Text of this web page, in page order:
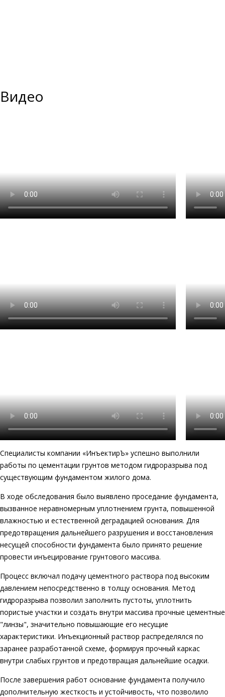
Видео
Специалисты компании «ИнъектирЪ» успешно выполнили
работы по цементации грунтов методом гидроразрыва под
существующим фундаментом жилого дома.
В ходе обследования было выявлено проседание фундамента,
вызванное неравномерным уплотнением грунта, повышенной
влажностью и естественной деградацией основания. Для
предотвращения дальнейшего разрушения и восстановления
несущей способности фундамента было принято решение
провести инъецирование грунтового массива.
Процесс включал подачу цементного раствора под высоким
давлением непосредственно в толщу основания. Метод
гидроразрыва позволил заполнить пустоты, уплотнить
пористые участки и создать внутри массива прочные цементные
"линзы", значительно повышающие его несущие
характеристики. Инъекционный раствор распределялся по
заранее разработанной схеме, формируя прочный каркас
внутри слабых грунтов и предотвращая дальнейшие осадки.
После завершения работ основание фундамента получило
дополнительную жесткость и устойчивость, что позволило